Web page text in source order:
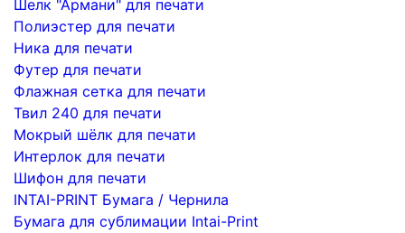
Шелк "Армани" для печати
Полиэстер для печати
Ника для печати
Футер для печати
Флажная сетка для печати
Твил 240 для печати
Мокрый шёлк для печати
Интерлок для печати
Шифон для печати
INTAI-PRINT Бумага / Чернила
Бумага для сублимации Intai-Print